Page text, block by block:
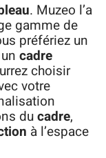
. Muzeo l’a
gamme de
préfériez un
cadre
choisir
votre
ducadre,
à l’espace